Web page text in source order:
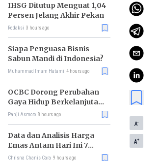
IHSG Ditutup Menguat 1,04
Persen Jelang Akhir Pekan
Redaksi 3 hours ago
Siapa Penguasa Bisnis
Sabun Mandi di Indonesia?
Muhammad Imam Hatami 4 hours ago
OCBC Dorong Perubahan
Gaya Hidup Berkelanjutan
melalui Program RISE
Panji Asmoro 8 hours ago
Data dan Analisis Harga
Emas Antam Hari Ini 7
Agustus 2026
Chrisna Chanis Cara 9 hours ago
A-
A+